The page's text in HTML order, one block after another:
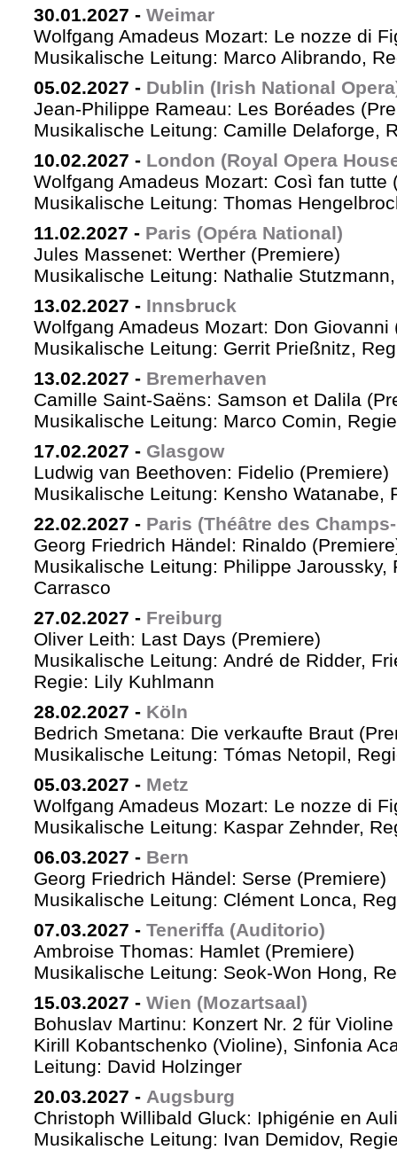
30.01.2027 - Weimar
Wolfgang Amadeus Mozart: Le nozze di
Musikalische Leitung: Marco Alibrando,
05.02.2027 - Dublin (Irish National
Jean-Philippe Rameau: Les Boréades
Musikalische Leitung: Camille Delaforge,
10.02.2027 - London (Royal Opera
Wolfgang Amadeus Mozart: Così fan tutte
Musikalische Leitung: Thomas
11.02.2027 - Paris (Opéra National)
Jules Massenet: Werther (Premiere)
Musikalische Leitung: Nathalie
13.02.2027 - Innsbruck
Wolfgang Amadeus Mozart: Don Giovanni
Musikalische Leitung: Gerrit Prießnitz,
13.02.2027 - Bremerhaven
Camille Saint-Saëns: Samson et Dalila
Musikalische Leitung: Marco Comin,
17.02.2027 - Glasgow
Ludwig van Beethoven: Fidelio (Premiere)
Musikalische Leitung: Kensho Watanabe,
22.02.2027 - Paris (Théâtre des
Georg Friedrich Händel: Rinaldo
Musikalische Leitung: Philippe Jaroussky,
Carrasco
27.02.2027 - Freiburg
Oliver Leith: Last Days (Premiere)
Musikalische Leitung: André de Ridder,
Regie: Lily Kuhlmann
28.02.2027 - Köln
Bedrich Smetana: Die verkaufte Braut
Musikalische Leitung: Tómas Netopil,
05.03.2027 - Metz
Wolfgang Amadeus Mozart: Le nozze di
Musikalische Leitung: Kaspar Zehnder,
06.03.2027 - Bern
Georg Friedrich Händel: Serse (Premiere)
Musikalische Leitung: Clément Lonca,
07.03.2027 - Teneriffa (Auditorio)
Ambroise Thomas: Hamlet (Premiere)
Musikalische Leitung: Seok-Won Hong,
15.03.2027 - Wien (Mozartsaal)
Bohuslav Martinu: Konzert Nr. 2 für
Kirill Kobantschenko (Violine), Sinfonia
Leitung: David Holzinger
20.03.2027 - Augsburg
Christoph Willibald Gluck: Iphigénie en
Musikalische Leitung: Ivan Demidov,